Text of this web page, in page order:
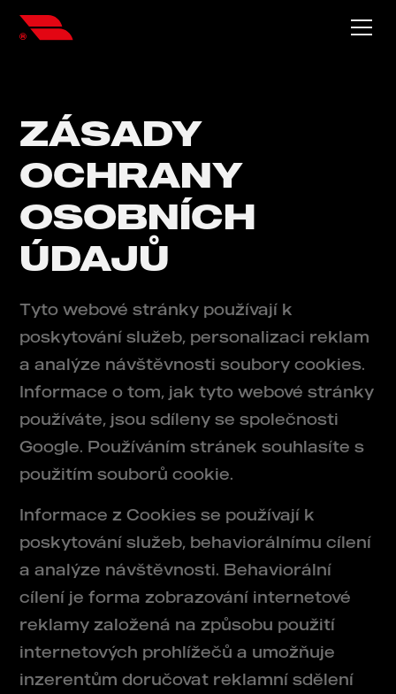
ZÁSADY
OCHRANY
OSOBNÍCH
ÚDAJŮ
Tyto webové stránky používají k
poskytování služeb, personalizaci reklam
a analýze návštěvnosti soubory cookies.
Informace o tom, jak tyto webové stránky
používáte, jsou sdíleny se společnosti
Google. Používáním stránek souhlasíte s
použitím souborů cookie.
Informace z Cookies se používají k
poskytování služeb, behaviorálnímu cílení
a analýze návštěvnosti. Behaviorální
cílení je forma zobrazování internetové
reklamy založená na způsobu použití
internetových prohlížečů a umožňuje
inzerentům doručovat reklamní sdělení